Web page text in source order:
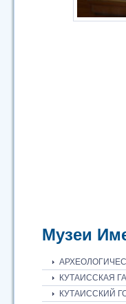
Музеи
КУТАИССКАЯ
КУТАИССКИЙ